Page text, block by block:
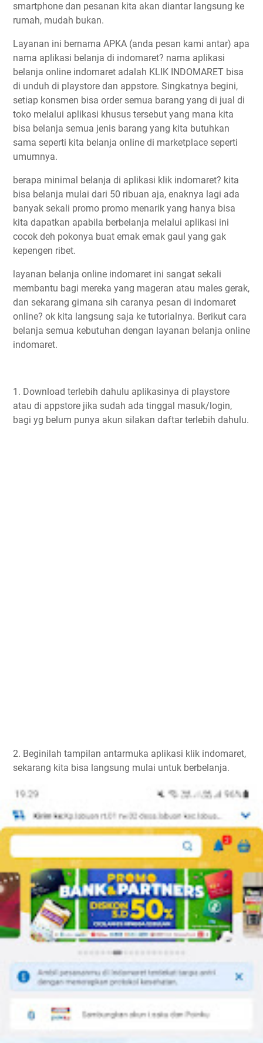
smartphone dan pesanan kita akan diantar langsung ke
rumah, mudah bukan.
Layanan ini bernama APKA (anda pesan kami antar) apa
nama aplikasi belanja di indomaret? nama aplikasi
belanja online indomaret adalah KLIK INDOMARET bisa
di unduh di playstore dan appstore. Singkatnya begini,
setiap konsmen bisa order semua barang yang di jual di
toko melalui aplikasi khusus tersebut yang mana kita
bisa belanja semua jenis barang yang kita butuhkan
sama seperti kita belanja online di marketplace seperti
umumnya.
berapa minimal belanja di aplikasi klik indomaret? kita
bisa belanja mulai dari 50 ribuan aja, enaknya lagi ada
banyak sekali promo promo menarik yang hanya bisa
kita dapatkan apabila berbelanja melalui aplikasi ini
cocok deh pokonya buat emak emak gaul yang gak
kepengen ribet.
layanan belanja online indomaret ini sangat sekali
membantu bagi mereka yang mageran atau males gerak,
dan sekarang gimana sih caranya pesan di indomaret
online? ok kita langsung saja ke tutorialnya. Berikut cara
belanja semua kebutuhan dengan layanan belanja online
indomaret.
1. Download terlebih dahulu aplikasinya di playstore
atau di appstore jika sudah ada tinggal masuk/login,
bagi yg belum punya akun silakan daftar terlebih dahulu.
2. Beginilah tampilan antarmuka aplikasi klik indomaret,
sekarang kita bisa langsung mulai untuk berbelanja.